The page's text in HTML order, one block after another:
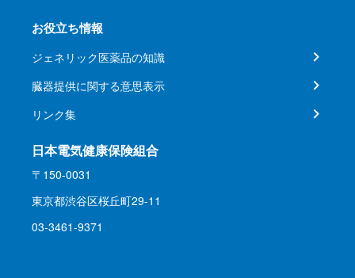
お役立ち情報
ジェネリック医薬品の知識
臓器提供に関する意思表示
リンク集
日本電気健康保険組合
〒150-0031
東京都渋谷区桜丘町29-11
03-3461-9371